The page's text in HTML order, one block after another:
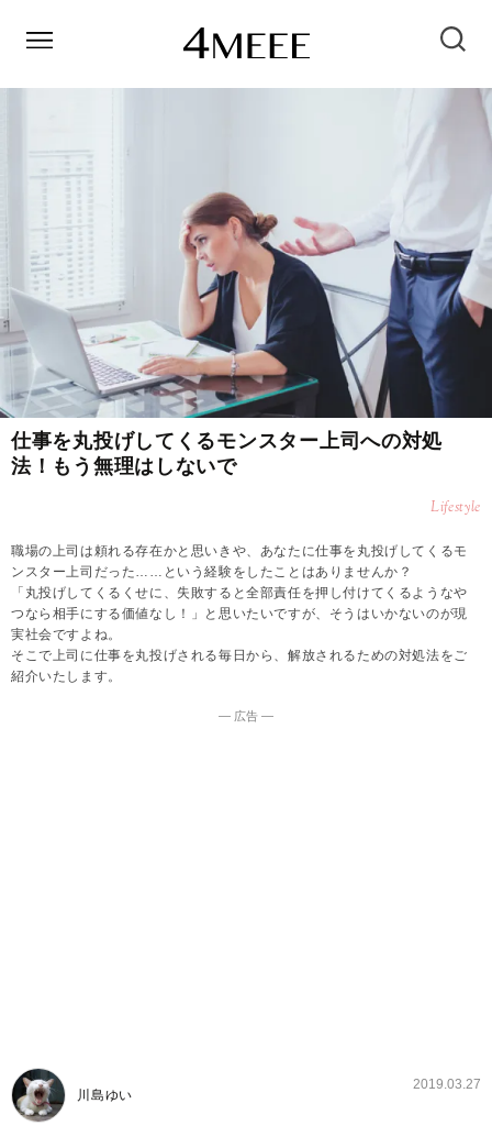
仕事を丸投げしてくるモンスター上司への対処
法！もう無理はしないで
Lifestyle
職場の上司は頼れる存在かと思いきや、あなたに仕事を丸投げしてくるモ
ンスター上司だった……という経験をしたことはありませんか？
「丸投げしてくるくせに、失敗すると全部責任を押し付けてくるようなや
つなら相手にする価値なし！」と思いたいですが、そうはいかないのが現
実社会ですよね。
そこで上司に仕事を丸投げされる毎日から、解放されるための対処法をご
紹介いたします。
― 広告 ―
川島ゆい
2019.03.27